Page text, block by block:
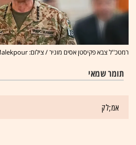
רמטכ''ל צבא פקיסטן אסים מוניר / צילום: ap, Hamed Malekpour
תומר שמאי
אמ;לק